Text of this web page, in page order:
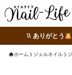
\\ ありがとう
ホーム ジェルネイル